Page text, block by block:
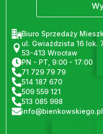
Biuro Sprzedaży
ul. Gwiaździsta 16 lok.
53-413 Wrocław
PN - PT, 9:00 - 17:00
71 729 79 79
514 187 670
509 559 121
513 085 998
info@bienkowskiego.pl